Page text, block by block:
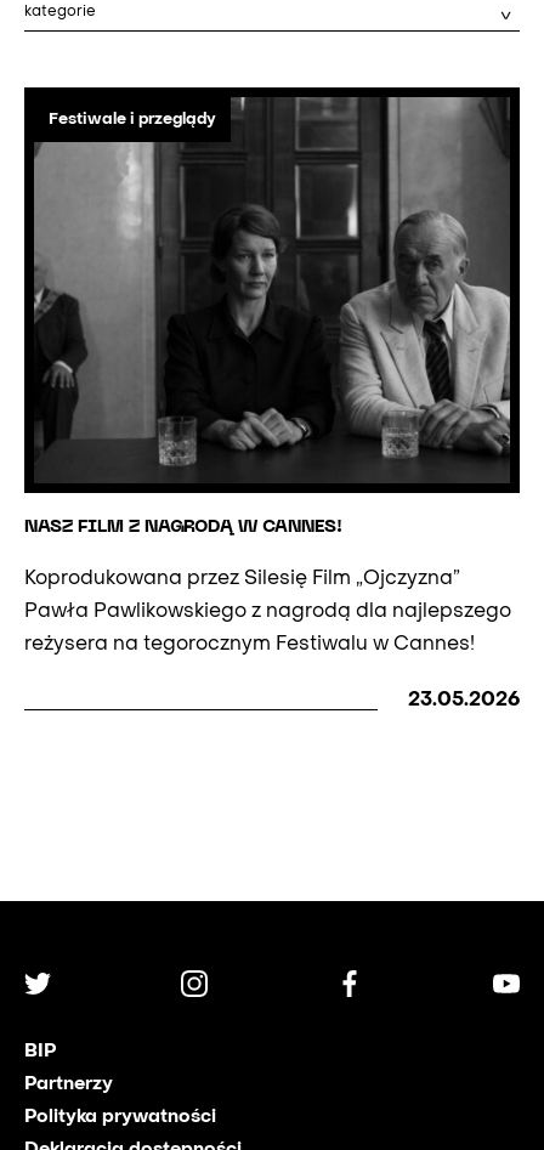
Festiwale i przeglądy
NASZ FILM Z NAGRODĄ W CANNES!
Koprodukowana przez Silesię Film „Ojczyzna”
Pawła Pawlikowskiego z nagrodą dla najlepszego
reżysera na tegorocznym Festiwalu w Cannes!
23.05.2026
BIP
Partnerzy
Polityka prywatności